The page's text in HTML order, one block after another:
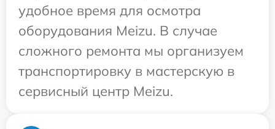
удобное время для осмотра
оборудования Meizu. В случае
сложного ремонта мы организуем
транспортировку в мастерскую в
сервисный центр Meizu.